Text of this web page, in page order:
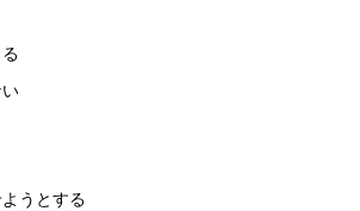
い
うとする